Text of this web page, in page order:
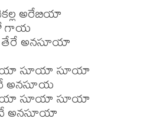
అరేబియా
గాయ
అనసూయా
సూయా సూయా
అనసూయ
సూయా సూయా
అనసూయా